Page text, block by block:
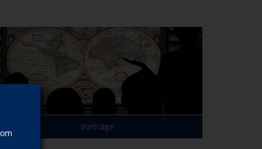
Vorträge